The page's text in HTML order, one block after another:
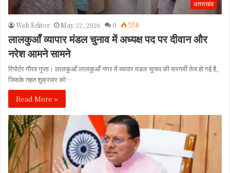
उत्तराखंड
Web Editor May 22, 2026 0 558
लालकुआँ व्यापार मंडल चुनाव में अध्यक्ष पद पर दीवान और
नरेश आमने सामने
रिपोर्टर गौरव गुप्ता। लालकुआँ लालकुआँ नगर में व्यापार मंडल चुनाव की सरगर्मी तेज हो गई है,
जिसके तहत शुक्रवार को…
Read More »